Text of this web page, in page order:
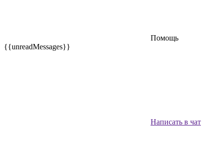
Помощь
{{unreadMessages}}
Написать в чат